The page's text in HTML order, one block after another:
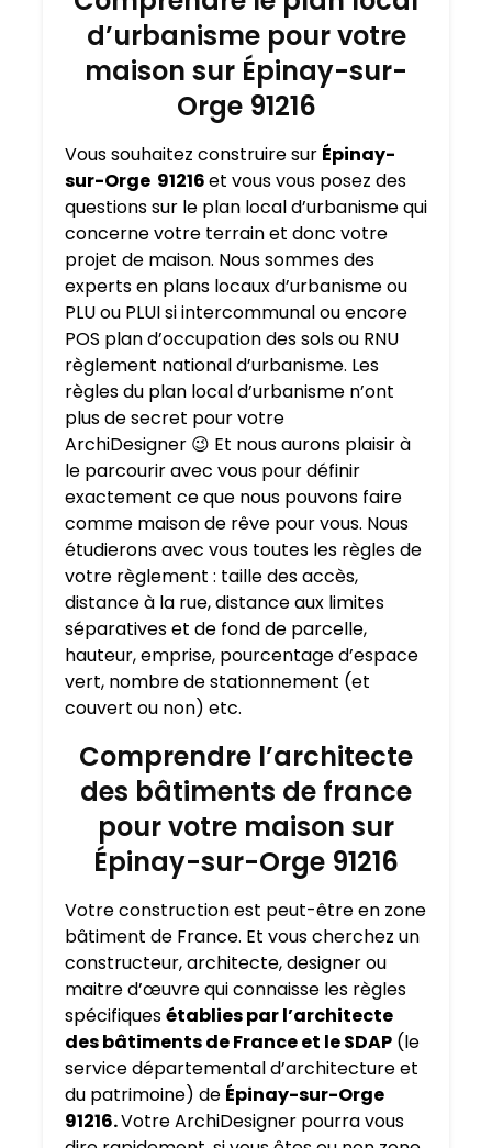
d’urbanisme pour votre
maison sur Épinay-sur-
Orge 91216
Vous souhaitez construire sur Épinay-
sur-Orge 91216et vous vous posez des
questions sur le plan local d’urbanisme qui
concerne votre terrain et donc votre
projet de maison. Nous sommes des
experts en plans locaux d’urbanisme ou
PLU ou PLUI si intercommunal ou encore
POS plan d’occupation des sols ou RNU
règlement national d’urbanisme. Les
règles du plan local d’urbanisme n’ont
plus de secret pour votre
ArchiDesigner 😉 Et nous aurons plaisir à
le parcourir avec vous pour définir
exactement ce que nous pouvons faire
comme maison de rêve pour vous. Nous
étudierons avec vous toutes les règles de
votre règlement : taille des accès,
distance à la rue, distance aux limites
séparatives et de fond de parcelle,
hauteur, emprise, pourcentage d’espace
vert, nombre de stationnement (et
couvert ou non) etc.
Comprendre l’architecte
des bâtiments de france
pour votre maison sur
Épinay-sur-Orge 91216
Votre construction est peut-être en zone
bâtiment de France. Et vous cherchez un
constructeur, architecte, designer ou
maitre d’œuvre qui connaisse les règles
spécifiquesétablies par l’architecte
des bâtiments de France et le SDAP (le
service départemental d’architecture et
du patrimoine) de Épinay-sur-Orge
91216.Votre ArchiDesigner pourra vous